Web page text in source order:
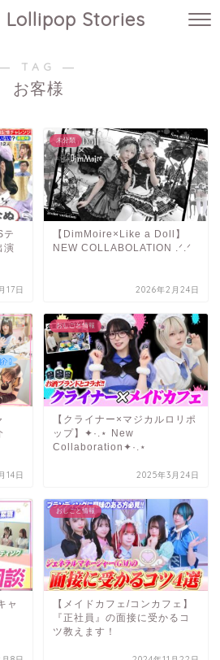
Lollipop Stories
TAG ―
お客様
テ
演
17日
未分類
【DimMoire×Like a Doll】
NEW COLLABOLATION .ᐟ.ᐟ
2026年2月24日
14日
おしごと情報
【クライナー×マジカルロリポ
ップ】✦·.⋆ New
Collaboration✦·.⋆
2025年3月24日
ャ
おしごと情報
【メイドカフェ/コンカフェ】
『正社員』の面接に受かるコ
ツ教えます！